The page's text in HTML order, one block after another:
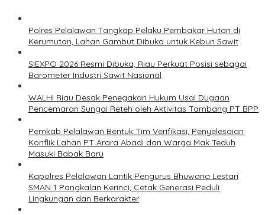
Polres Pelalawan Tangkap Pelaku Pembakar Hutan di
Kerumutan, Lahan Gambut Dibuka untuk Kebun Sawit
SIEXPO 2026 Resmi Dibuka, Riau Perkuat Posisi sebagai
Barometer Industri Sawit Nasional
WALHI Riau Desak Penegakan Hukum Usai Dugaan
Pencemaran Sungai Reteh oleh Aktivitas Tambang PT BPP
Pemkab Pelalawan Bentuk Tim Verifikasi, Penyelesaian
Konflik Lahan PT Arara Abadi dan Warga Mak Teduh
Masuki Babak Baru
Kapolres Pelalawan Lantik Pengurus Bhuwana Lestari
SMAN 1 Pangkalan Kerinci, Cetak Generasi Peduli
Lingkungan dan Berkarakter